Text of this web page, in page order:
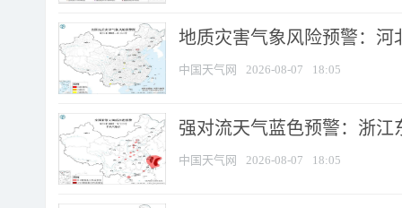
地质灾害气象风险预警：河
中国天气网 2026-08-07 18:05
强对流天气蓝色预警：浙江
中国天气网 2026-08-07 18:05